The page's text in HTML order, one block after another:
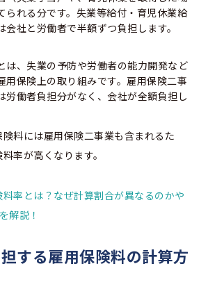
られる分です。失業等給付・育児休業給
会社と労働者で半額ずつ負担します。
は、失業の予防や労働者の能力開発など
用保険上の取り組みです。雇用保険二事
労働者負担分がなく、会社が全額負担し
料には雇用保険二事業も含まれるた
率が高くなります。
料率とは？なぜ計算割合が異なるのかや
解説！
する雇用保険料の計算方